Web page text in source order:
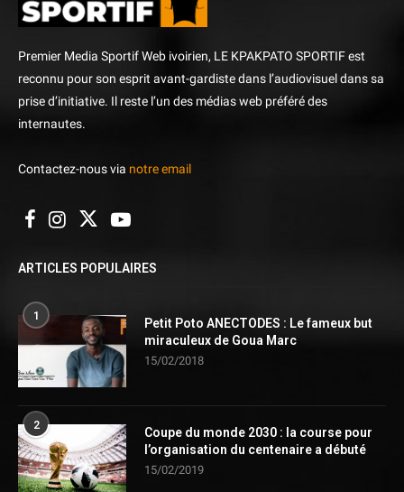
Premier Media Sportif Web ivoirien, LE KPAKPATO SPORTIF est
reconnu pour son esprit avant-gardiste dans l’audiovisuel dans sa
prise d’initiative. Il reste l’un des médias web préféré des
internautes.
Contactez-nous via notre email
ARTICLES POPULAIRES
1
Petit Poto ANECTODES : Le fameux but
miraculeux de Goua Marc
15/02/2018
2
Coupe du monde 2030 : la course pour
l’organisation du centenaire a débuté
15/02/2019